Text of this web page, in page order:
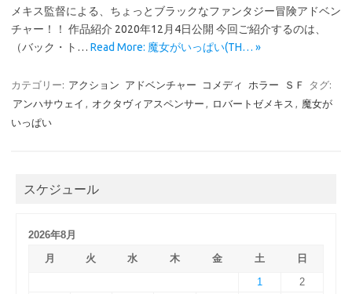
メキス監督による、ちょっとブラックなファンタジー冒険アドベン
チャー！！ 作品紹介 2020年12月4日公開 今回ご紹介するのは、
（バック・ト… Read More: 魔女がいっぱい(TH… »
カテゴリー: アクション アドベンチャー コメディ ホラー ＳＦ
タグ:
アンハサウェイ , オクタヴィアスペンサー , ロバートゼメキス , 魔女が
いっぱい
スケジュール
2026年8月
月
火 水 木 金 土
日
1
2